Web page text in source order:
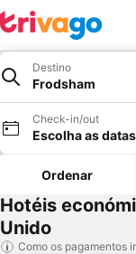
Destino
Frodsham
Check-in/out
Escolha as datas
Ordenar
Hotéis
Unido
Como os pagamentos